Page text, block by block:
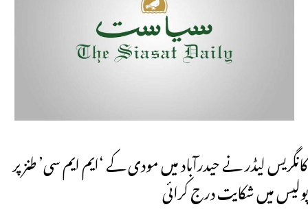
کانگریس لیڈر نے حیدرآباد میں مودی کے ‘ایم ایم سی’ طنز پر
پولیس میں شکایت درج کرائی